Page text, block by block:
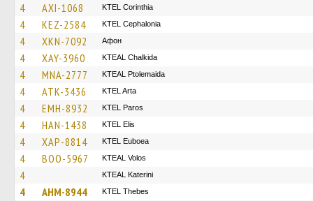
4 AXI-1068 KTEL Corinthia
4 KEZ-2584 KTEL Cephalonia
4 XKN-7092 Афон
4 XAY-3960 KTEAL Chalkida
4 MNA-2777 KTEAL Ptolemaida
4 ATK-3436 KTEL Arta
4 EMH-8932 KTEL Paros
4 HAN-1438 KTEL Elis
4 XAP-8814 ΚΤΕL Euboea
4 BOO-5967 KTEAL Volos
4 KTEAL Katerini
4 AHM-8944 KTEL Thebes